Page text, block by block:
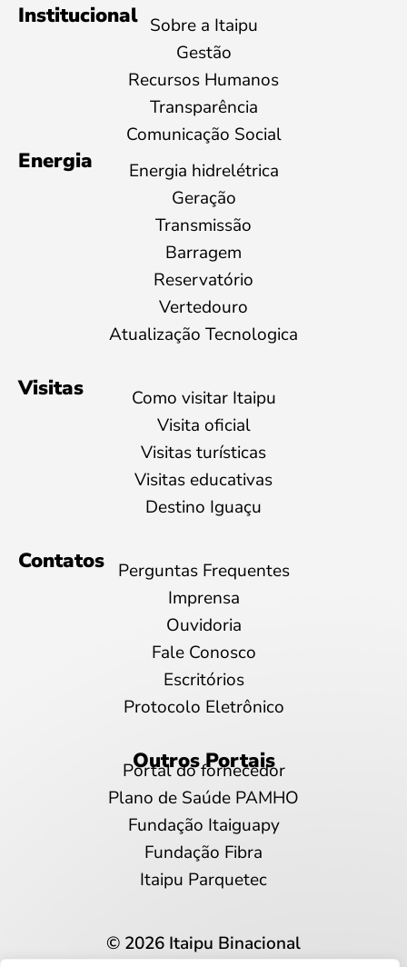
Institucional Sobre a Itaipu
Gestão
Recursos Humanos
Transparência
Comunicação Social
Energia
Energia hidrelétrica
Geração
Transmissão
Barragem
Reservatório
Vertedouro
Atualização Tecnologica
Visitas
Como visitar Itaipu
Visita oficial
Visitas turísticas
Visitas educativas
Destino Iguaçu
Contatos
Perguntas Frequentes
Imprensa
Ouvidoria
Fale Conosco
Escritórios
Protocolo Eletrônico
Outros Portais
Portal do fornecedor
Plano de Saúde PAMHO
Fundação Itaiguapy
Fundação Fibra
Itaipu Parquetec
© 2026 Itaipu Binacional